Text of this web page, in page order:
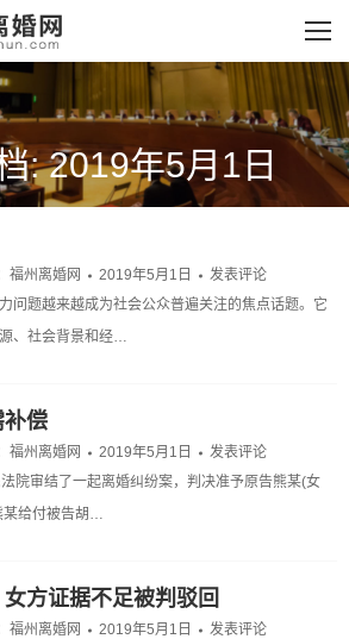
: 2019年5月1日
您的位置：
福州离婚网 2019年5月1日
发表评论
问题越来越成为社会公众普遍关注的焦点话题。它
、社会背景和经…
补偿
福州离婚网 2019年5月1日
发表评论
院审结了一起离婚纠纷案，判决准予原告熊某(女
某给付被告胡…
方证据不足被判驳回
福州离婚网 2019年5月1日
发表评论